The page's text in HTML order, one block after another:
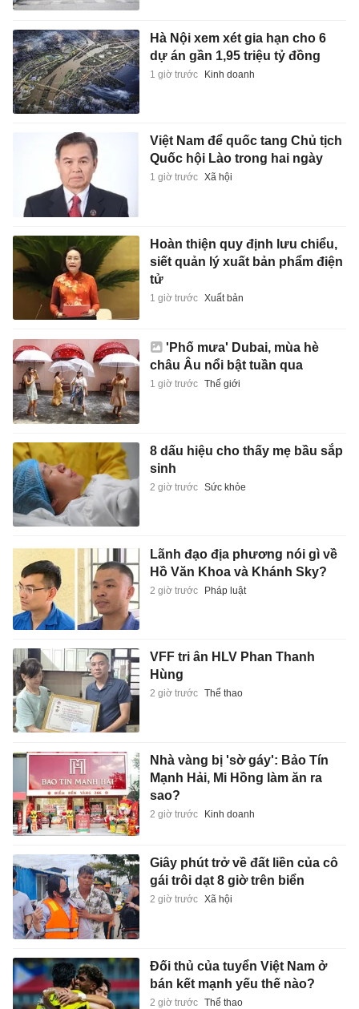
Hà Nội xem xét gia hạn cho 6
dự án gần 1,95 triệu tỷ đồng
1 giờ trước Kinh doanh
Việt Nam để quốc tang Chủ tịch
Quốc hội Lào trong hai ngày
1 giờ trước Xã hội
Hoàn thiện quy định lưu chiểu,
siết quản lý xuất bản phẩm điện
tử
1 giờ trước Xuất bản
'Phố mưa' Dubai, mùa hè
châu Âu nổi bật tuần qua
1 giờ trước Thế giới
8 dấu hiệu cho thấy mẹ bầu sắp
sinh
2 giờ trước Sức khỏe
Lãnh đạo địa phương nói gì về
Hồ Văn Khoa và Khánh Sky?
2 giờ trước Pháp luật
VFF tri ân HLV Phan Thanh
Hùng
2 giờ trước Thể thao
Nhà vàng bị 'sờ gáy': Bảo Tín
Mạnh Hải, Mi Hồng làm ăn ra
sao?
2 giờ trước Kinh doanh
Giây phút trở về đất liền của cô
gái trôi dạt 8 giờ trên biển
2 giờ trước Xã hội
Đối thủ của tuyển Việt Nam ở
bán kết mạnh yếu thế nào?
2 giờ trước Thể thao